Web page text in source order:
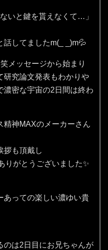
いと鍵を貰えなくて…」
話してましたm(_ _)m💦
メッセージから始まり
研究論文発表もわかりや
濃密な宇宙の2日間は終わ
精神MAXのメーカーさん
拶も頂戴し
りがとうございました✨
あっての楽しい濃ゆい貴
のは2日目にお兄ちゃんが